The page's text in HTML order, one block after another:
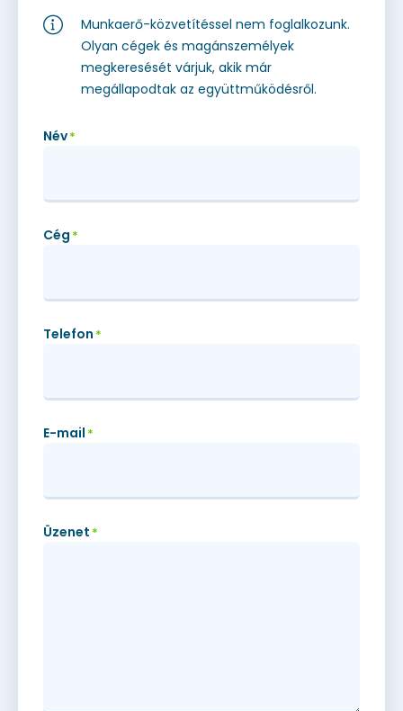
Munkaerő-közvetítéssel nem foglalkozunk.
Olyan cégek és magánszemélyek
megkeresését várjuk, akik már
megállapodtak az együttműködésről.
Név*
Cég *
Telefon *
E-mail *
Üzenet *